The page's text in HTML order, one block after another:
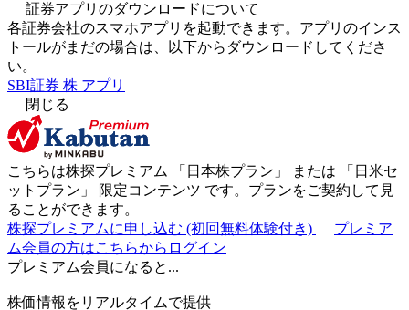
証券アプリのダウンロードについて
各証券会社のスマホアプリを起動できます。アプリのインス
トールがまだの場合は、以下からダウンロードしてくださ
い。
SBI証券 株 アプリ
閉じる
こちらは株探プレミアム 「 日本株プラン 」 または 「 日米セ
ットプラン 」 限定コンテンツ です。プランをご契約して見
ることができます。
株探プレミアムに申し込む (初回無料体験付き)
プレミア
ム会員の方はこちらからログイン
プレミアム会員になると...
株価情報をリアルタイムで提供